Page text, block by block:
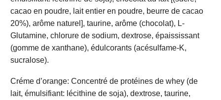
cacao en poudre, lait entier en poudre, beurre de cacao
20%), arôme naturel], taurine, arôme (chocolat), L-
Glutamine, chlorure de sodium, dextrose, épaississant
(gomme de xanthane), édulcorants (acésulfame-K,
sucralose).
Créme d’orange: Concentré de protéines de whey (de
lait, émulsifiant: lécithine de soja), dextrose, taurine,